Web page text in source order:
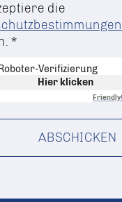
die
*
Verifizierung
Hier klicken
Friendly
ABSCHICKEN